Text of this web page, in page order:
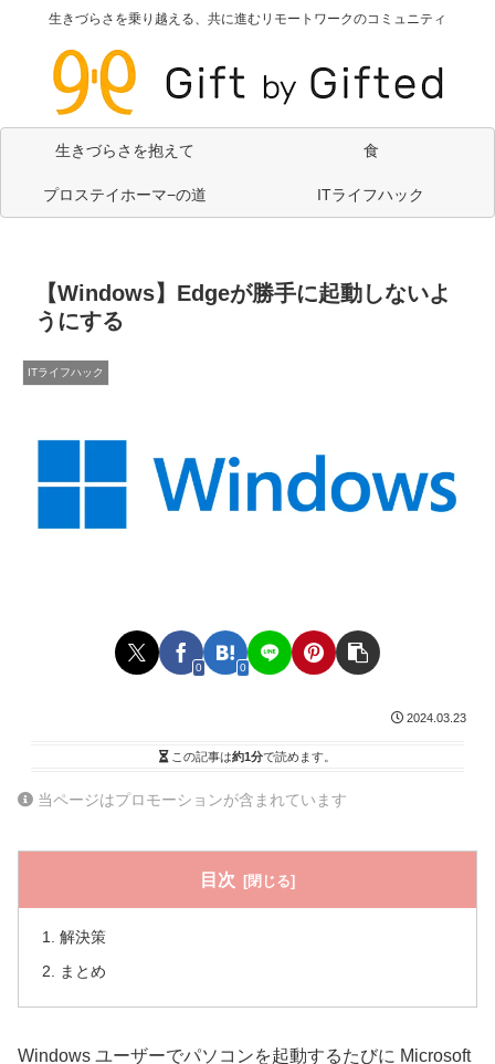
生きづらさを乗り越える、共に進むリモートワークのコミュニティ
生きづらさを抱えて 食
プロステイホーマ−の道 ITライフハック
【Windows】Edgeが勝手に起動しないよ
うにする
ITライフハック
0 0
2024.03.23
この記事は約1分で読めます。
当ページはプロモーションが含まれています
目次
解決策
まとめ
Windows ユーザーでパソコンを起動するたびに Microsoft